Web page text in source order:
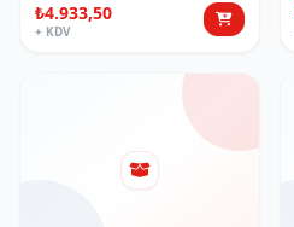
₺4.933,50
+ KDV